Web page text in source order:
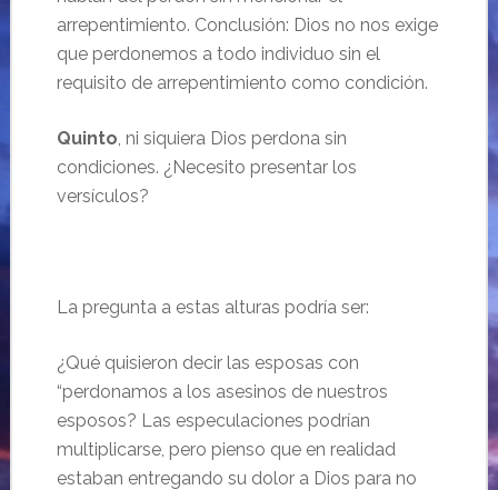
arrepentimiento. Conclusión: Dios no nos exige
que perdonemos a todo individuo sin el
requisito de arrepentimiento como condición.
Quinto, ni siquiera Dios perdona sin
condiciones. ¿Necesito presentar los
versículos?
La pregunta a estas alturas podría ser:
¿Qué quisieron decir las esposas con
“perdonamos a los asesinos de nuestros
esposos? Las especulaciones podrían
multiplicarse, pero pienso que en realidad
estaban entregando su dolor a Dios para no